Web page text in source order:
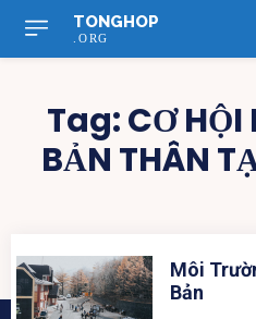
TONGHOP
.ORG
Tag:CƠ HỘI
BẢN THÂN
Môi
Bản